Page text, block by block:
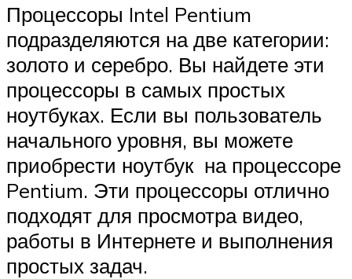
Процессоры Intel Pentium
подразделяются на две категории:
золото и серебро. Вы найдете эти
процессоры в самых простых
ноутбуках. Если вы пользователь
начального уровня, вы можете
приобрести ноутбук на процессоре
Pentium. Эти процессоры отлично
подходят для просмотра видео,
работы в Интернете и выполнения
простых задач.